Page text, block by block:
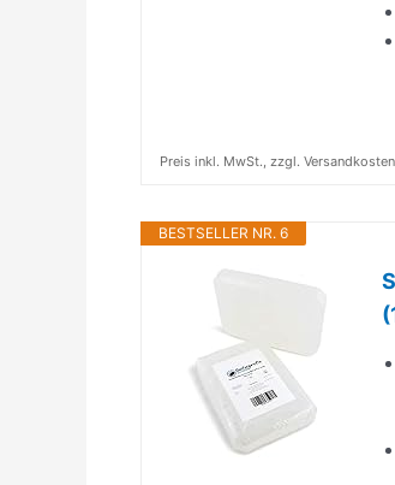
Preis inkl. MwSt., zzgl. Versandkosten
BESTSELLER NR. 6